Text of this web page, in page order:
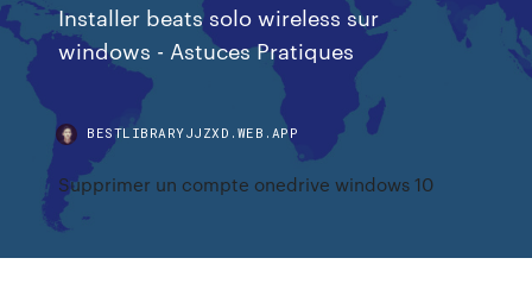
Installer beats solo wireless sur
windows - Astuces Pratiques
BESTLIBRARYJJZXD.WEB.APP
Supprimer un compte onedrive windows 10